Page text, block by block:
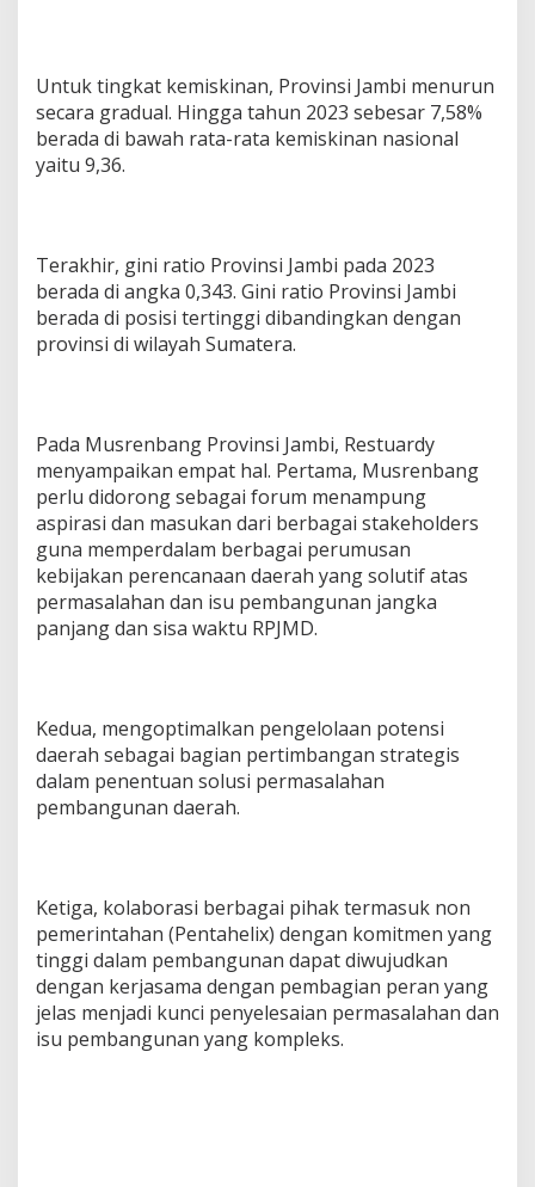
Untuk tingkat kemiskinan, Provinsi Jambi menurun
secara gradual. Hingga tahun 2023 sebesar 7,58%
berada di bawah rata-rata kemiskinan nasional
yaitu 9,36.
Terakhir, gini ratio Provinsi Jambi pada 2023
berada di angka 0,343. Gini ratio Provinsi Jambi
berada di posisi tertinggi dibandingkan dengan
provinsi di wilayah Sumatera.
Pada Musrenbang Provinsi Jambi, Restuardy
menyampaikan empat hal. Pertama, Musrenbang
perlu didorong sebagai forum menampung
aspirasi dan masukan dari berbagai stakeholders
guna memperdalam berbagai perumusan
kebijakan perencanaan daerah yang solutif atas
permasalahan dan isu pembangunan jangka
panjang dan sisa waktu RPJMD.
Kedua, mengoptimalkan pengelolaan potensi
daerah sebagai bagian pertimbangan strategis
dalam penentuan solusi permasalahan
pembangunan daerah.
Ketiga, kolaborasi berbagai pihak termasuk non
pemerintahan (Pentahelix) dengan komitmen yang
tinggi dalam pembangunan dapat diwujudkan
dengan kerjasama dengan pembagian peran yang
jelas menjadi kunci penyelesaian permasalahan dan
isu pembangunan yang kompleks.